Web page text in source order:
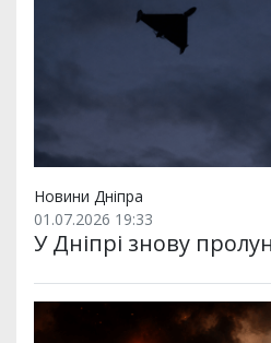
Новини Дніпра
01.07.2026 19:33
У Дніпрі знову